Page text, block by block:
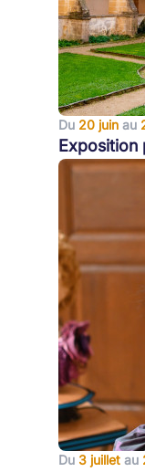
Du 20 juin au
Exposition
Du 3 juillet au